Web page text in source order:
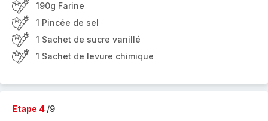
190g Farine
1 Pincée de sel
1 Sachet de sucre vanillé
1 Sachet de levure chimique
Etape 4 /9